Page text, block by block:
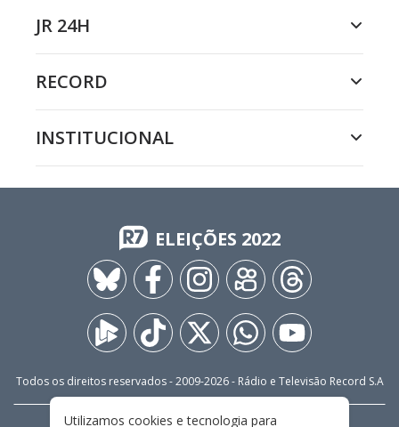
JR 24H
RECORD
INSTITUCIONAL
ELEIÇÕES 2022
Todos os direitos reservados - 2009-2026- Rádio e Televisão Record S.A
Utilizamos cookies e tecnologia para